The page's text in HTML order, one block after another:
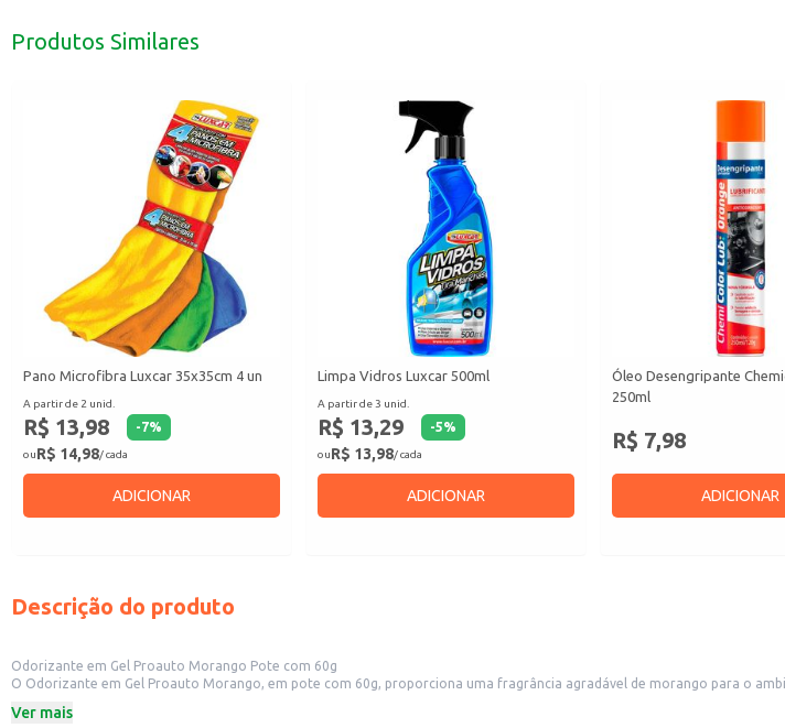
Produtos Similares
Pano Microfibra Luxcar 35x35cm 4 un
A partir de 2 unid.
R$ 13,98 -7%
ouR$ 14,98/ cada
ADICIONAR
Limpa Vidros Luxcar 500ml
A partir de 3 unid.
R$ 13,29 -5%
ouR$ 13,98/ cada
ADICIONAR
Óleo Desengripante
250ml
R$ 7,98
ADICIONAR
Descrição do produto
Odorizante em Gel Proauto Morango Pote com 60g
O Odorizante em Gel Proauto Morango, em pote com 60g, proporciona uma fragrância agradável de morango para o
Peso: 60g
Ver mais